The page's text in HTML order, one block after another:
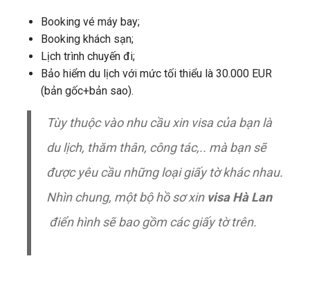
Booking vé máy bay;
Booking khách sạn;
Lịch trình chuyến đi;
Bảo hiểm du lịch với mức tối thiểu là 30.000 EUR
(bản gốc+bản sao).
Tùy thuộc vào nhu cầu xin visa của bạn là
du lịch, thăm thân, công tác,.. mà bạn sẽ
được yêu cầu những loại giấy tờ khác nhau.
Nhìn chung, một bộ hồ sơ xin visa Hà Lan
điển hình sẽ bao gồm các giấy tờ trên.